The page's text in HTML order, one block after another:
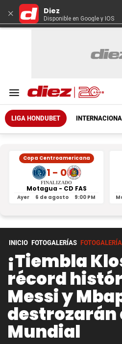
× Diez
Disponible en Google y IOS
LIGA HONDUBET
Copa Centroamericana
1 - 0
FINALIZADO
Motagua - CD FAS
Ayer 6 de agosto 9:00 PM
INICIO FOTOGALERÍAS
¡Tiembla
récord
Messi y
destrozarán
Mundial